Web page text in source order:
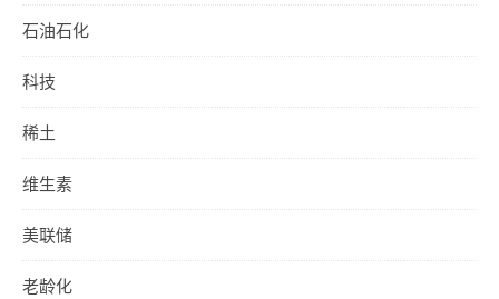
石油石化
科技
稀土
维生素
美联储
老龄化